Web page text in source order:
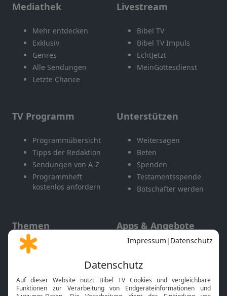
Mediathek
Mehr entdecken
Exklusiv
Genres
Alle Sendungen
Letzte Chance
Livestream
Bibel TV
Bibel TV Impuls
EchtJetzt
MeinGottesdienst
TV Programm
Programmübersicht
Tipps der Redaktion
Sendungen von A-Z
Programmheft
kostenlos anfordern
Unterstützen
Weitersagen
Beten
Spenden
Testamentsspende
Botschafter werden
Themen
Gott und Bibel erklärt
Neuigkeiten
Apps & Angebote
Mobile App
Smart TV